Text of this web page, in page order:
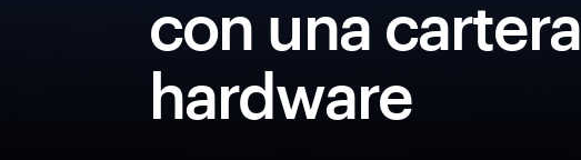
con una cartera
hardware